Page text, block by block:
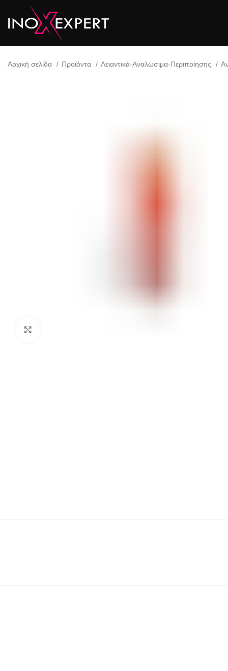
Αρχική σελίδα Προϊόντα Λειαντικά-Αναλώσιμα-Περιποίησης